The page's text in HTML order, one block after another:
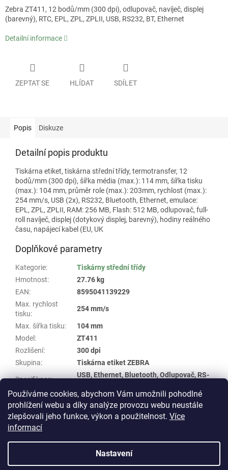
Používáme cookies, abychom Vám umožnili pohodlné
prohlížení webu a díky analýze provozu webu neustále
zlepšovali jeho funkce, výkon a použitelnost. Více
informací
Nastavení
Zebra ZT411, 12 bodů/mm (300 dpi), odlupovač, navíječ, displej
(barevný), RTC, EPL, ZPL, ZPLII, USB, RS232, BT, Ethernet
Detailní informace
ZEPTAT SE HLÍDAT SDÍLET
Popis Diskuze
Detailní popis produktu
Tiskárna etiket, tiskárna střední třídy, termotransfer, 12
bodů/mm (300 dpi), šířka média (max.): 114 mm, šířka tisku
(max.): 104 mm, průměr role (max.): 203mm, rychlost (max.):
254 mm/s, USB (2x), RS232, Bluetooth, Ethernet, emulace:
EPL, ZPL, ZPLII, RAM: 256 MB, Flash: 512 MB, odlupovač, full-
roll navíječ, displej (dotykový displej, barevný), hodiny reálného
času, napájecí kabel (EU, UK
Doplňkové parametry
Kategorie:
Tiskárny střední třídy
Hmotnost:
27.76 kg
EAN:
8595041139229
Max. rychlost
tisku:
254 mm/s
Max. šířka tisku:
104 mm
Model :
ZT411
Rozlišení:
300 dpi
Skupina: Tiskárna etiket ZEBRA
Specifikace:
USB, Ethernet, Bluetooth, Odlupovač, RS-
Typ tisku: termotransfer